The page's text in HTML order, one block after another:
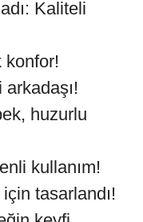
Kaliteli
konfor!
huzurlu
kullanım!
tasarlandı!